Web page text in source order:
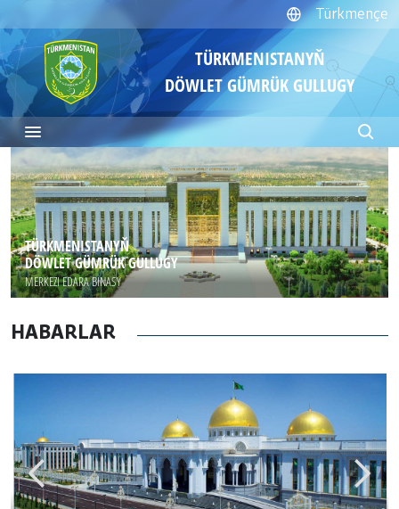
Türkmençe
TÜRKMENISTANYŇ
DÖWLET GÜMRÜK GULLUGY
TÜRKMENISTANYŇ
DÖWLET GÜMRÜK GULLUGY
MERKEZI EDARA BINASY
HABARLAR